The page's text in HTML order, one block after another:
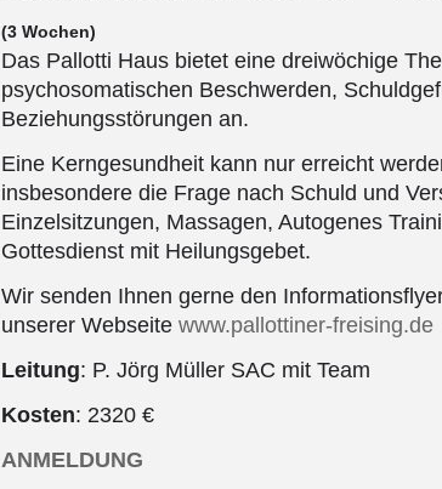
(3 Wochen)
Das Pallotti Haus bietet eine dreiwöchige
psychosomatischen Beschwerden,
Beziehungsstörungen an.
Eine Kerngesundheit kann nur erreicht
insbesondere die Frage nach Schuld und
Einzelsitzungen, Massagen, Autogenes
Gottesdienst mit Heilungsgebet.
Wir senden Ihnen gerne den
unserer Webseite www.pallottiner-freising.de
Leitung: P. Jörg Müller SAC mit Team
Kosten: 2320 €
ANMELDUNG